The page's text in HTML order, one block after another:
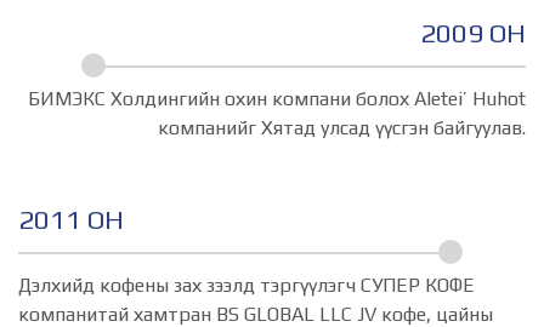
2009 ОН
БИМЭКС Холдингийн охин компани болох Aletei’ Huhot
компанийг Хятад улсад үүсгэн байгуулав.
2011 ОН
Дэлхийд кофены зах зээлд тэргүүлэгч СУПЕР КОФЕ
компанитай хамтран BS GLOBAL LLC JV кофе, цайны